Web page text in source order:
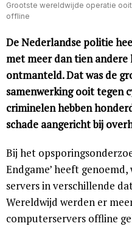
Grootste wereldwijde operatie
offline
De Nederlandse politie
met meer dan tien
ontmanteld. Dat was de
samenwerking ooit tegen
criminelen hebben
schade aangericht bij
Bij het
Endgame’ heeft
servers in verschillende
Wereldwijd werden er
computerservers offline